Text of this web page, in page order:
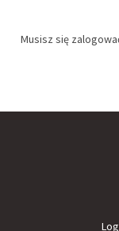
Musisz się